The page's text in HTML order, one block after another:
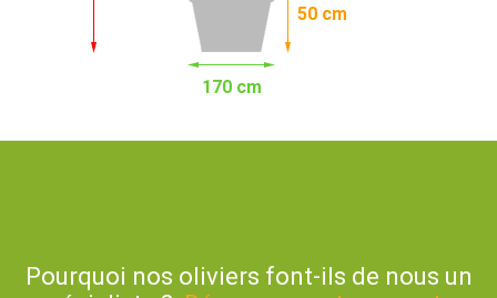
50 cm
170 cm
Pourquoi nos oliviers font-ils de nous un